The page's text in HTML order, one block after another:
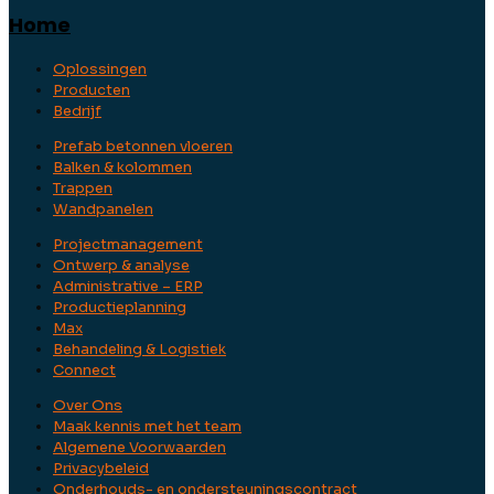
Home
Oplossingen
Producten
Bedrijf
Prefab betonnen vloeren
Balken & kolommen
Trappen
Wandpanelen
Projectmanagement
Ontwerp & analyse
Administrative – ERP
Productieplanning
Max
Behandeling & Logistiek
Connect
Over Ons
Maak kennis met het team
Algemene Voorwaarden
Privacybeleid
Onderhouds- en ondersteuningscontract